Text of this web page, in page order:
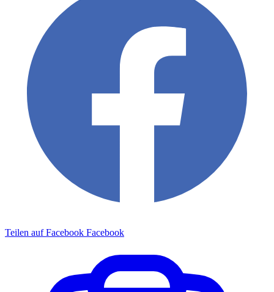
Teilen auf Facebook Facebook